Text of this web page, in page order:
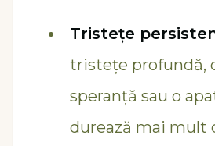
Tristețe
tristețe profundă,
speranță sau o
durează mai mult